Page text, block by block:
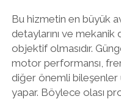
Bu hizmetin en büyük
detaylarını ve
objektif olmasıdır.
motor performansı,
diğer önemli
yapar. Böylece olası